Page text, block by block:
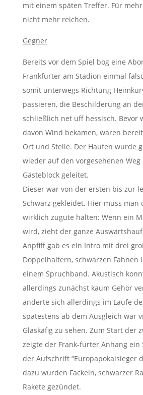
mit einem späten Treffer. Für
nicht mehr reichen.
Gegner
Bereits vor dem Spiel bog eine
Frankfurter am Stadion einmal
somit unterwegs Richtung
passieren, die Beschilderung an
schließlich net uff hessisch. Bevor
davon Wind bekamen, waren
Ort und Stelle. Der Haufen wurde
wieder auf den vorgesehenen
Gästeblock geleitet.
Dieser war von der ersten bis zur
Schwarz gekleidet. Hier muss man
wirklich zugute halten: Wenn ein
wird, zieht der ganze
Anpfiff gab es ein Intro mit drei
Doppelhaltern, schwarzen Fahnen
einem Spruchband. Akustisch
allerdings zunächst kaum Gehör
änderte sich allerdings im Laufe
spätestens ab dem Ausgleich war
Glaskäfig zu sehen. Zum Start der
zeigte der Frank-furter Anhang
der Aufschrift “Europapokalsieger
dazu wurden Fackeln, schwarzer
Rakete gezündet.